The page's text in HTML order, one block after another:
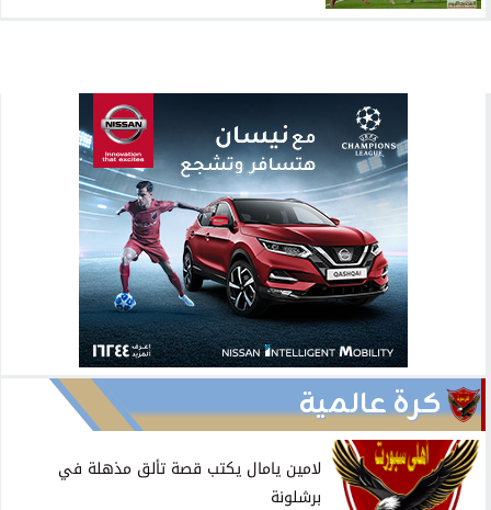
كرة عالمية
لامين يامال يكتب قصة تألق مذهلة في
برشلونة